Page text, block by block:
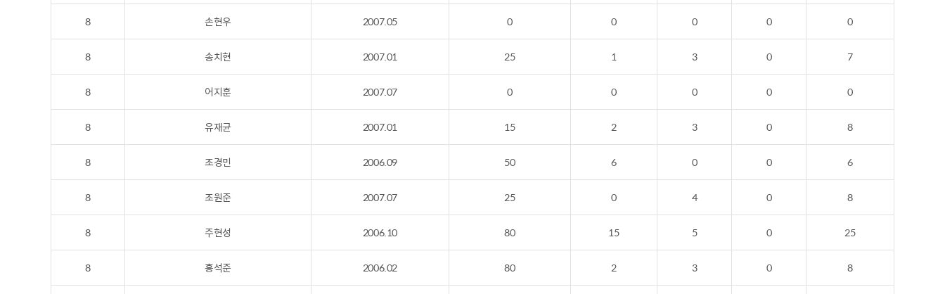
8 손현우 2007.05 0 0 0 0 0
8 송치현 2007.01 25 1 3 0 7
8 어지훈 2007.07 0 0 0 0 0
8 유재균 2007.01 15 2 3 0 8
8 조경민 2006.09 50 6 0 0 6
8 조원준 2007.07 25 0 4 0 8
8 주현성 2006.10 80 15 5 0 25
8 홍석준 2006.02 80 2 3 0 8